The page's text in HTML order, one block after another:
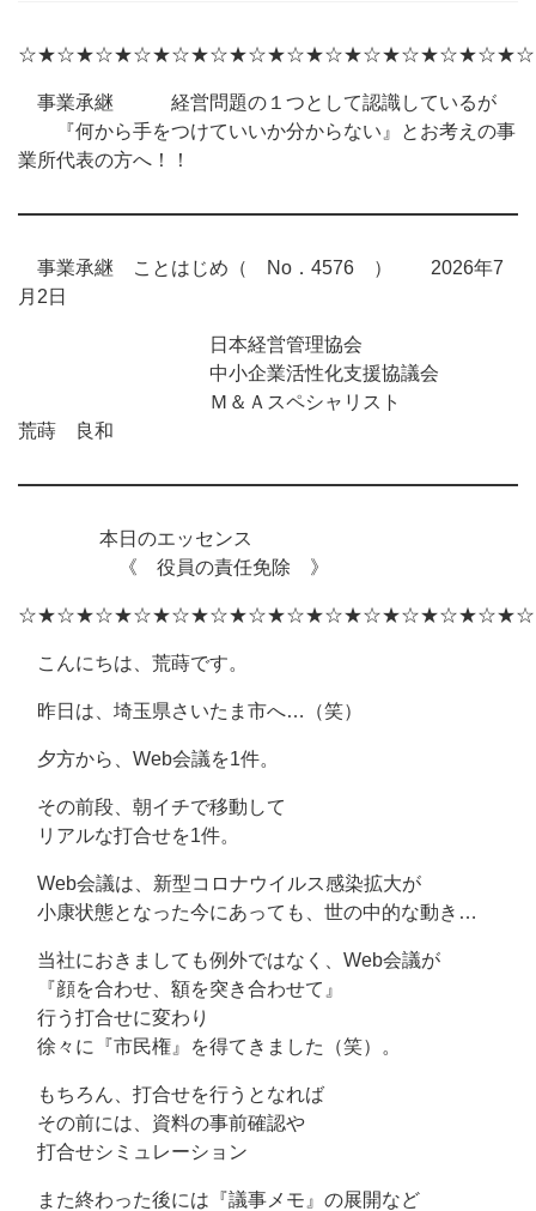
事業承継 経営問題の１つとして認識しているが
『何から手をつけていいか分からない』とお考えの事
業所代表の方へ！！
事業承継 ことはじめ（ No．4576 ） 2026年7
月2日
日本経営管理協会
中小企業活性化支援協議会
Ｍ＆Ａスペシャリスト
荒蒔 良和
本日のエッセンス
《 役員の責任免除 》
こんにちは、荒蒔です。
昨日は、埼玉県さいたま市へ…（笑）
夕方から、Web会議を1件。
その前段、朝イチで移動して
リアルな打合せを1件。
Web会議は、新型コロナウイルス感染拡大が
小康状態となった今にあっても、世の中的な動き…
当社におきましても例外ではなく、Web会議が
『顔を合わせ、額を突き合わせて』
行う打合せに変わり
徐々に『市民権』を得てきました（笑）。
もちろん、打合せを行うとなれば
その前には、資料の事前確認や
打合せシミュレーション
また終わった後には『議事メモ』の展開など